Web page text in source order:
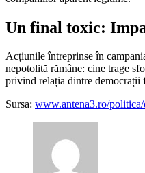
Un final toxic:
Acțiunile întreprinse în
nepotolită rămâne: cine trage
privind relația dintre democrații
Sursa: www.antena3.ro/